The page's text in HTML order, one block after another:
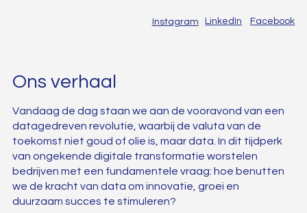
Instagram LinkedIn Facebook
Ons verhaal
Vandaag de dag staan we aan de vooravond van een
datagedreven revolutie, waarbij de valuta van de
toekomst niet goud of olie is, maar data. In dit tijdperk
van ongekende digitale transformatie worstelen
bedrijven met een fundamentele vraag: hoe benutten
we de kracht van data om innovatie, groei en
duurzaam succes te stimuleren?